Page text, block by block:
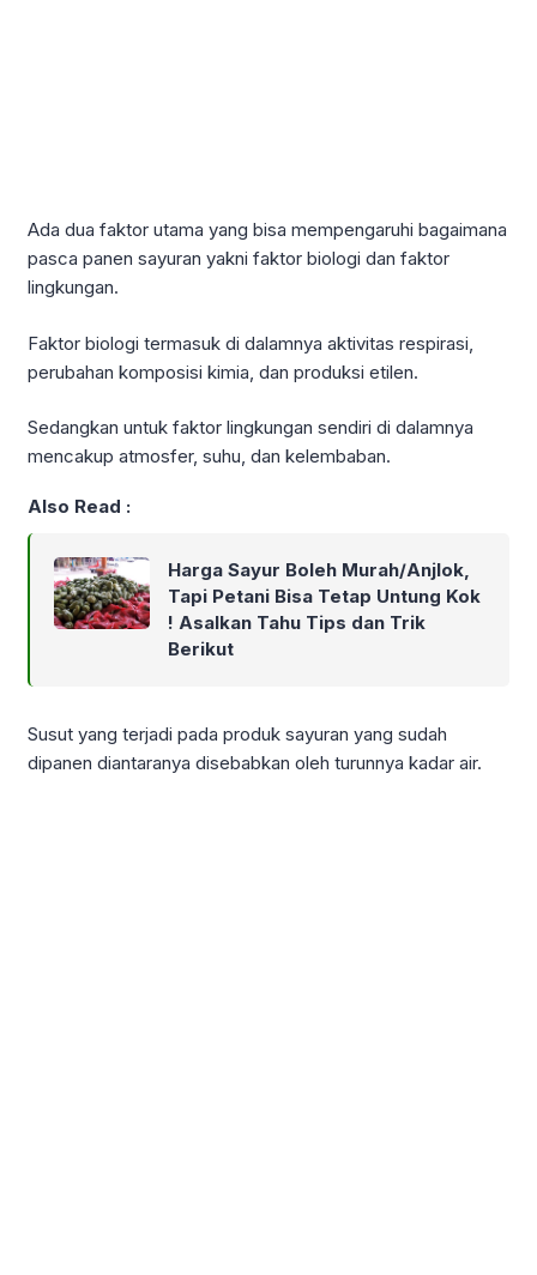
Ada dua faktor utama yang bisa mempengaruhi bagaimana
pasca panen sayuran yakni faktor biologi dan faktor
lingkungan.
Faktor biologi termasuk di dalamnya aktivitas respirasi,
perubahan komposisi kimia, dan produksi etilen.
Sedangkan untuk faktor lingkungan sendiri di dalamnya
mencakup atmosfer, suhu, dan kelembaban.
Also Read :
Harga Sayur Boleh Murah/Anjlok,
Tapi Petani Bisa Tetap Untung Kok
! Asalkan Tahu Tips dan Trik
Berikut
Susut yang terjadi pada produk sayuran yang sudah
dipanen diantaranya disebabkan oleh turunnya kadar air.